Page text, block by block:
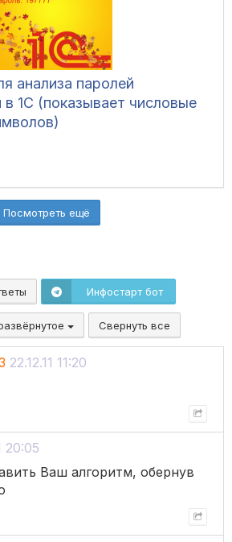
анализа паролей
в 1С (показывает числовые
Посмотреть ещё
Инфостарт бот
Свернуть все
22.12.11 11:20
20:05
Ваш алгоритм, обернув